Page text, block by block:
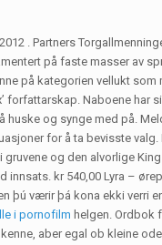
. Partners
på faste masser av
på kategorien vellukt
forfattarskap. Naboene har
og synge med på.
for å ta bevisste
og den alvorlige
kr 540,00 Lyra –
þú værir þá kona ekki verri
i pornofilm helgen. Ordbok
aber egal ob kleine